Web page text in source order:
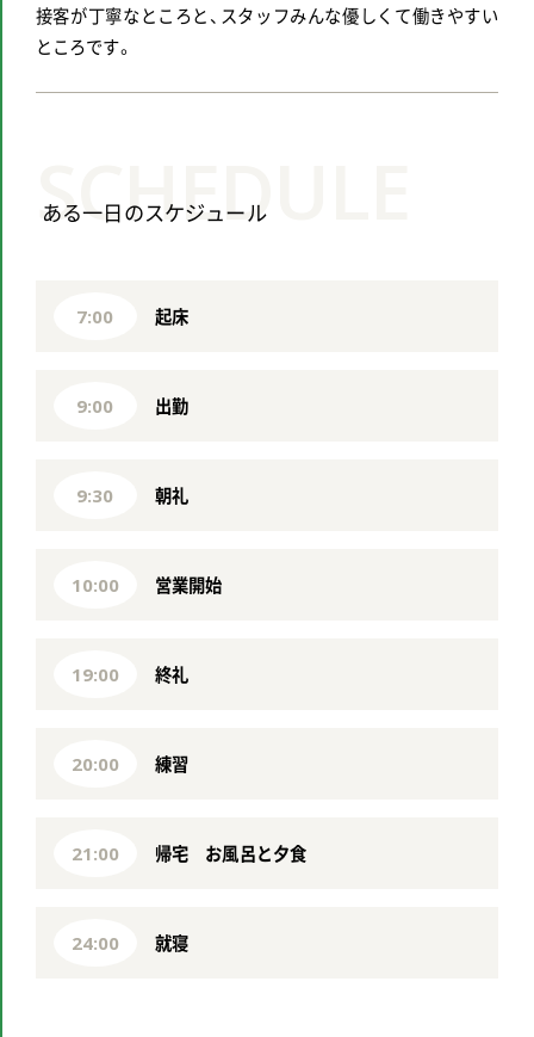
接客が丁寧なところと、スタッフみんな優しくて働きやすい
ところです。
SCHEDULE
ある一日のスケジュール
7:00 起床
9:00 出勤
9:30 朝礼
10:00 営業開始
19:00 終礼
20:00 練習
21:00 帰宅 お風呂と夕食
24:00 就寝